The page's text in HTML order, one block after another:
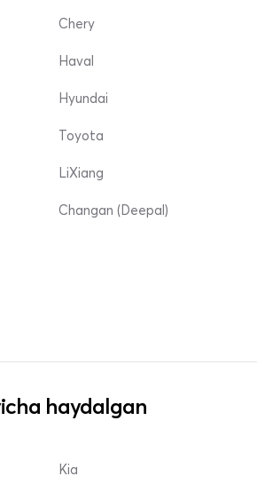
Chery
Haval
Hyundai
Toyota
LiXiang
Changan (Deepal)
haydalgan
Kia